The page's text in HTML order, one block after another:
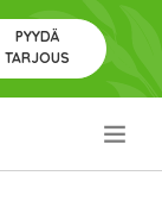
PYYDÄ
TARJOUS